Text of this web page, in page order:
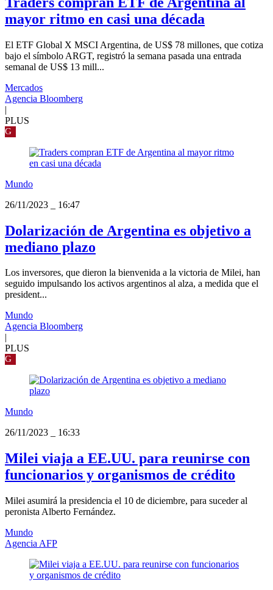
mayor ritmo en casi una década
El ETF Global X MSCI Argentina, de US$ 78 millones, que cotiza
bajo el símbolo ARGT, registró la semana pasada una entrada
semanal de US$ 13 mill...
Mercados
Agencia Bloomberg
|
PLUS
G
Mundo
26/11/2023
16:47
Dolarización de Argentina es objetivo a
mediano plazo
Los inversores, que dieron la bienvenida a la victoria de Milei, han
seguido impulsando los activos argentinos al alza, a medida que el
president...
Mundo
Agencia Bloomberg
PLUS
G
Mundo
26/11/2023
16:33
Milei viaja a EE.UU. para reunirse con
funcionarios y organismos de crédito
Milei asumirá la presidencia el 10 de diciembre, para suceder al
peronista Alberto Fernández.
Mundo
Agencia AFP